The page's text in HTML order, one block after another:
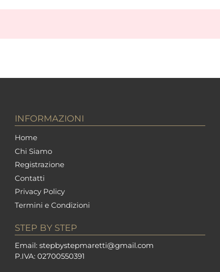
INFORMAZIONI
Home
Chi Siamo
Registrazione
Contatti
Privacy Policy
Termini e Condizioni
STEP BY STEP
Email: stepbystepmaretti@gmail.com
P.IVA: 02700550391